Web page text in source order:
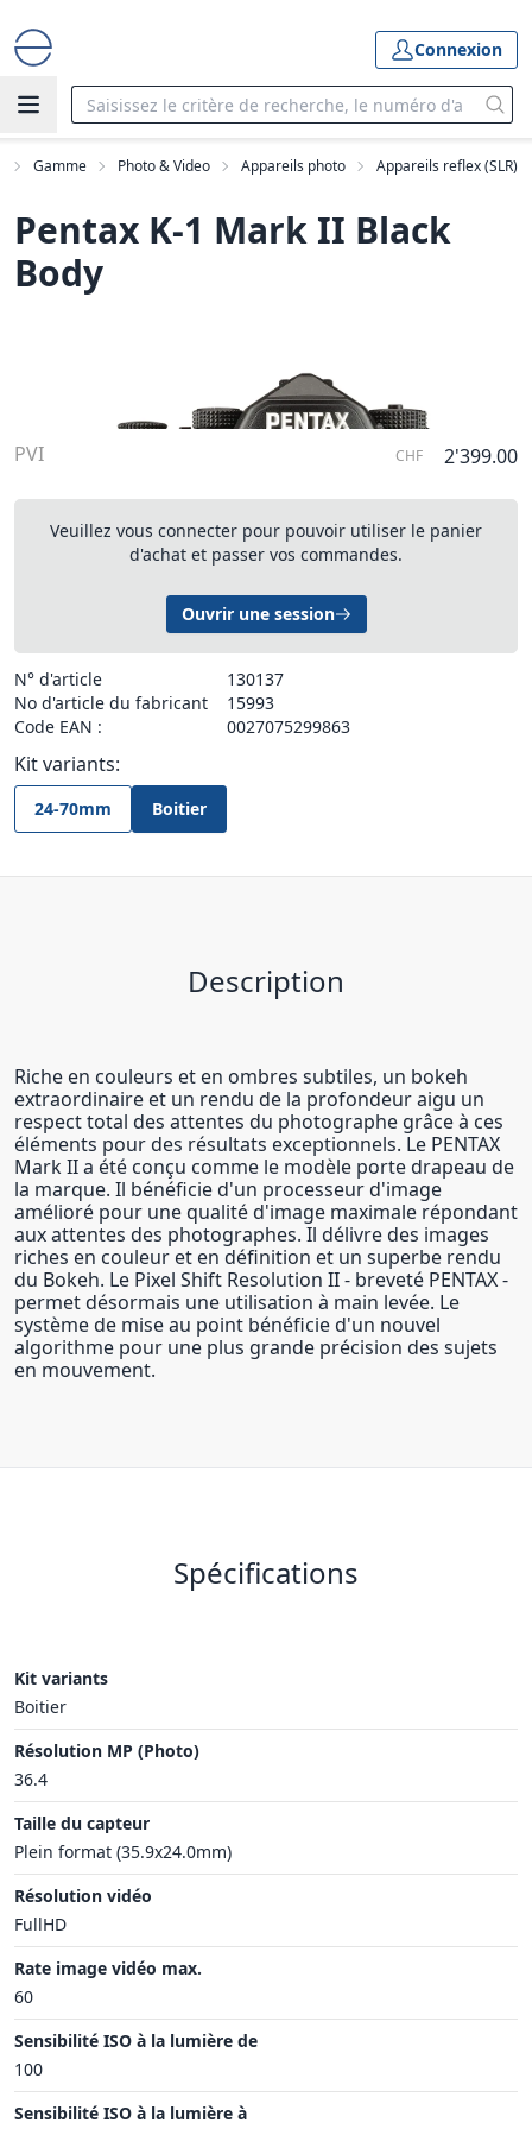
Connexion
Gamme Photo & Video Appareils photo Appareils reflex (SLR)
Pentax K-1 Mark II Black
Body
PVI CHF 2'399.00
Veuillez vous connecter pour pouvoir utiliser le panier
d'achat et passer vos commandes.
Ouvrir une session
N° d'article
130137
No d'article du fabricant
15993
Code EAN :
0027075299863
Kit variants:
24-70mm Boitier
Description
Riche en couleurs et en ombres subtiles, un bokeh
extraordinaire et un rendu de la profondeur aigu un
respect total des attentes du photographe grâce à ces
éléments pour des résultats exceptionnels. Le PENTAX
Mark II a été conçu comme le modèle porte drapeau de
la marque. Il bénéficie d'un processeur d'image
amélioré pour une qualité d'image maximale répondant
aux attentes des photographes. Il délivre des images
riches en couleur et en définition et un superbe rendu
du Bokeh. Le Pixel Shift Resolution II - breveté PENTAX -
permet désormais une utilisation à main levée. Le
système de mise au point bénéficie d'un nouvel
algorithme pour une plus grande précision des sujets
en mouvement.
Spécifications
Kit variants
Boitier
Résolution MP (Photo)
36.4
Taille du capteur
Plein format (35.9x24.0mm)
Résolution vidéo
FullHD
Rate image vidéo max.
60
Sensibilité ISO à la lumière de
100
Sensibilité ISO à la lumière à